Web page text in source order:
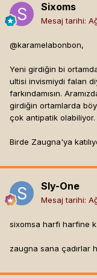
Sixoms
Mesaj tarihi:
@karamelabonbon,
Yeni girdiğin bi
ultisi invismiydi falan
farkındamısın.
girdiğin ortamlarda
çok antipatik olabiliyor.
Birde Zaugna'ya
Sly-One
Mesaj tarihi:
sixomsa harfi harfine
zaugna sana çadırlar